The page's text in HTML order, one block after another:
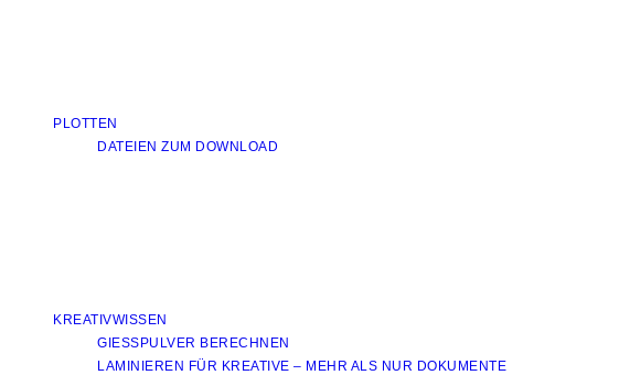
PLOTTEN
DATEIEN ZUM DOWNLOAD
KREATIVWISSEN
GIESSPULVER BERECHNEN
LAMINIEREN FÜR KREATIVE – MEHR ALS NUR DOKUMENTE